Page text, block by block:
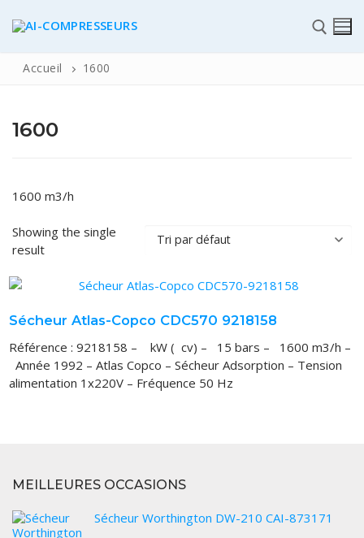
ACCUEIL
VOUS ACHETEZ
Accueil 1600
1600
1600 m3/h
Showing the single
result
Sécheur Atlas-Copco CDC570 9218158
Référence : 9218158 – kW ( cv) – 15 bars – 1600 m3/h –
Année 1992 – Atlas Copco – Sécheur Adsorption – Tension
alimentation 1x220V – Fréquence 50 Hz
MEILLEURES OCCASIONS
Sécheur Worthington DW-210 CAI-873171